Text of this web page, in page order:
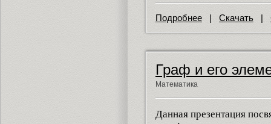
Подробнее | Скачать |
Граф и его
Математика
Данная презентация